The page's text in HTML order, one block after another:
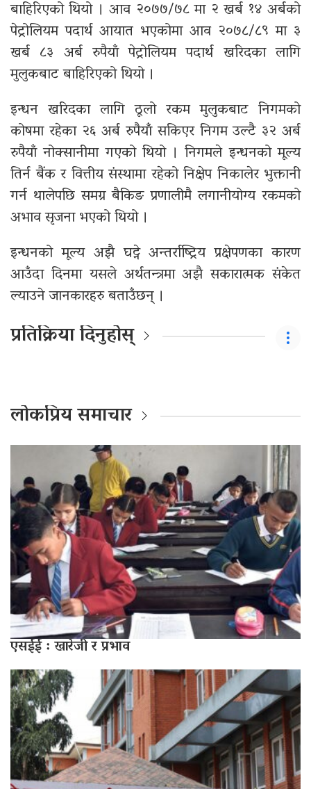
बाहिरिएको थियो । आव २०७७/७८ मा २ खर्ब १४ अर्बको
पेट्रोलियम पदार्थ आयात भएकोमा आव २०७८/८९ मा ३
खर्ब ८३ अर्ब रुपैयाँ पेट्रोलियम पदार्थ खरिदका लागि
मुलुकबाट बाहिरिएको थियो ।
इन्धन खरिदका लागि ठूलो रकम मुलुकबाट निगमको
कोषमा रहेका २६ अर्ब रुपैयाँ सकिएर निगम उल्टै ३२ अर्ब
रुपैयाँ नोक्सानीमा गएको थियो । निगमले इन्धनको मूल्य
तिर्न बैंक र वित्तीय संस्थामा रहेको निक्षेप निकालेर भुक्तानी
गर्न थालेपछि समग्र बैकिङ प्रणालीमै लगानीयोग्य रकमको
अभाव सृजना भएको थियो ।
इन्धनको मूल्य अझै घट्ने अन्तर्राष्ट्रिय प्रक्षेपणका कारण
आउँदा दिनमा यसले अर्थतन्त्रमा अझै सकारात्मक संकेत
ल्याउने जानकारहरु बताउँछन् ।
प्रतिक्रिया दिनुहोस्
लोकप्रिय समाचार
एसईई : खारेजी र प्रभाव